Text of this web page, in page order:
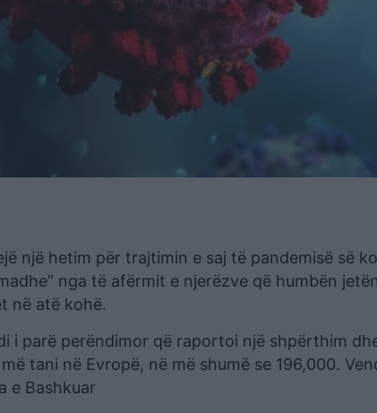
një hetim për trajtimin e saj të pandemisë së
nga të afërmit e njerëzve që humbën
në atë kohë.
i parë perëndimor që raportoi një shpërthim
tani në Evropë, në më shumë se 196,000.
e Bashkuar